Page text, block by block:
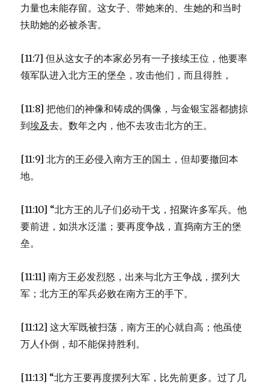
力量也未能存留。这女子、带她来的、生她的和当时
扶助她的必被杀害。
[11:7] 但从这女子的本家必另有一子接续王位，他要率
领军队进入北方王的堡垒，攻击他们，而且得胜，
[11:8] 把他们的神像和铸成的偶像，与金银宝器都掳掠
到埃及去。数年之内，他不去攻击北方的王。
[11:9] 北方的王必侵入南方王的国土，但却要撤回本
地。
[11:10] “北方王的儿子们必动干戈，招聚许多军兵。他
要前进，如洪水泛滥；要再度争战，直捣南方王的堡
垒。
[11:11] 南方王必发烈怒，出来与北方王争战，摆列大
军；北方王的军兵必败在南方王的手下。
[11:12] 这大军既被扫荡，南方王的心就自高；他虽使
万人仆倒，却不能保持胜利。
[11:13] “北方王要再度摆列大军，比先前更多。过了几